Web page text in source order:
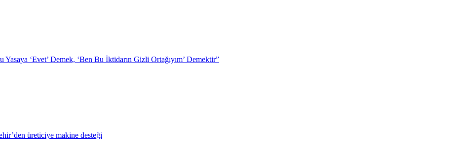
Yasaya ‘Evet’ Demek, ‘Ben Bu İktidarın Gizli Ortağıyım’ Demektir”
üreticiye makine desteği